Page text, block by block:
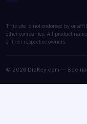
This site is not endorsed by or
other companies. All product
of their respective owners.
© 2026 DioKey.com — Все